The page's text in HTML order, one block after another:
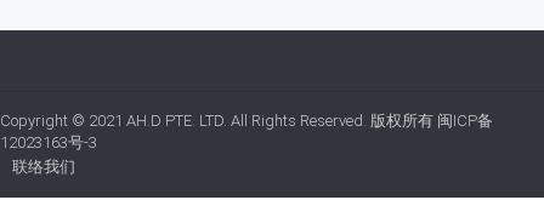
Copyright © 2021 AH.D PTE. LTD. All Rights Reserved. 版权所有 闽ICP备
12023163号-3
联络我们